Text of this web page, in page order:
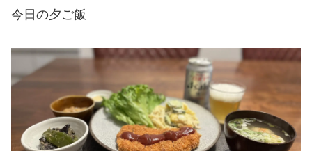
今日の夕ご飯